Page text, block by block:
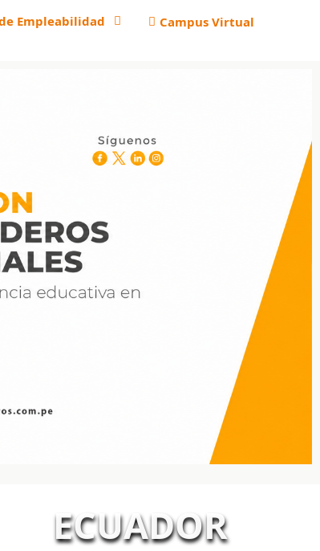
Empleabilidad
Campus Virtual
ECUADOR